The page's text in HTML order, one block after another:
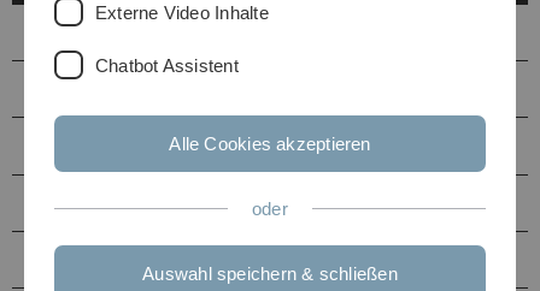
Helpdesk
Identitätsmanagement
Literatursuche
kiz von A bis Z
Externe Video Inhalte
Chatbot Assistent
Alle Cookies akzeptieren
oder
Auswahl speichern & schließen